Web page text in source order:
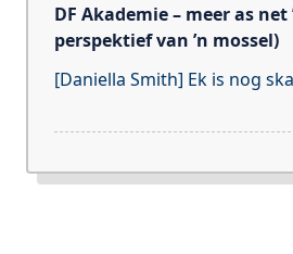
DF Akademie – meer as
perspektief van ’n mossel)
[Daniella Smith] Ek is nog